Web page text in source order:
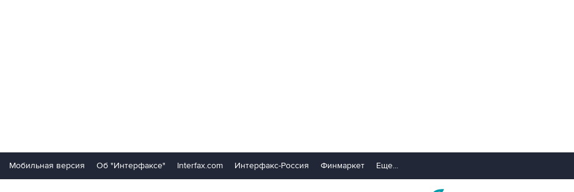
Мобильная версия Об "Интерфаксе" Interfax.com Интерфакс-Россия Финмаркет Еще...